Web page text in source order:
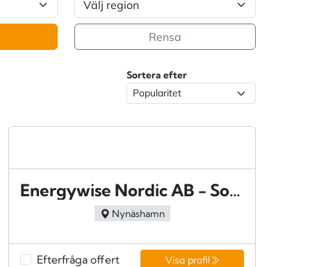
Rensa
Sortera efter
Energywise Nordic AB - Sorunda
Nynäshamn
Efterfråga offert Visa profil